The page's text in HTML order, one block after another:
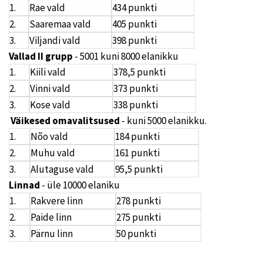
1.
Rae vald
434 punkti
2.
Saaremaa vald
405 punkti
3.
Viljandi vald
398 punkti
Vallad II grupp - 5001 kuni 8000 elanikku
1.
Kiili vald
378,5 punkti
2.
Vinni vald
373 punkti
3.
Kose vald
338 punkti
Väikesed omavalitsused - kuni 5000 elanikku.
1.
Nõo vald
184 punkti
2.
Muhu vald
161 punkti
3.
Alutaguse vald
95,5 punkti
Linnad - üle 10000 elaniku
1.
Rakvere linn
278 punkti
2.
Paide linn
275 punkti
3.
Pärnu linn 50 punkti